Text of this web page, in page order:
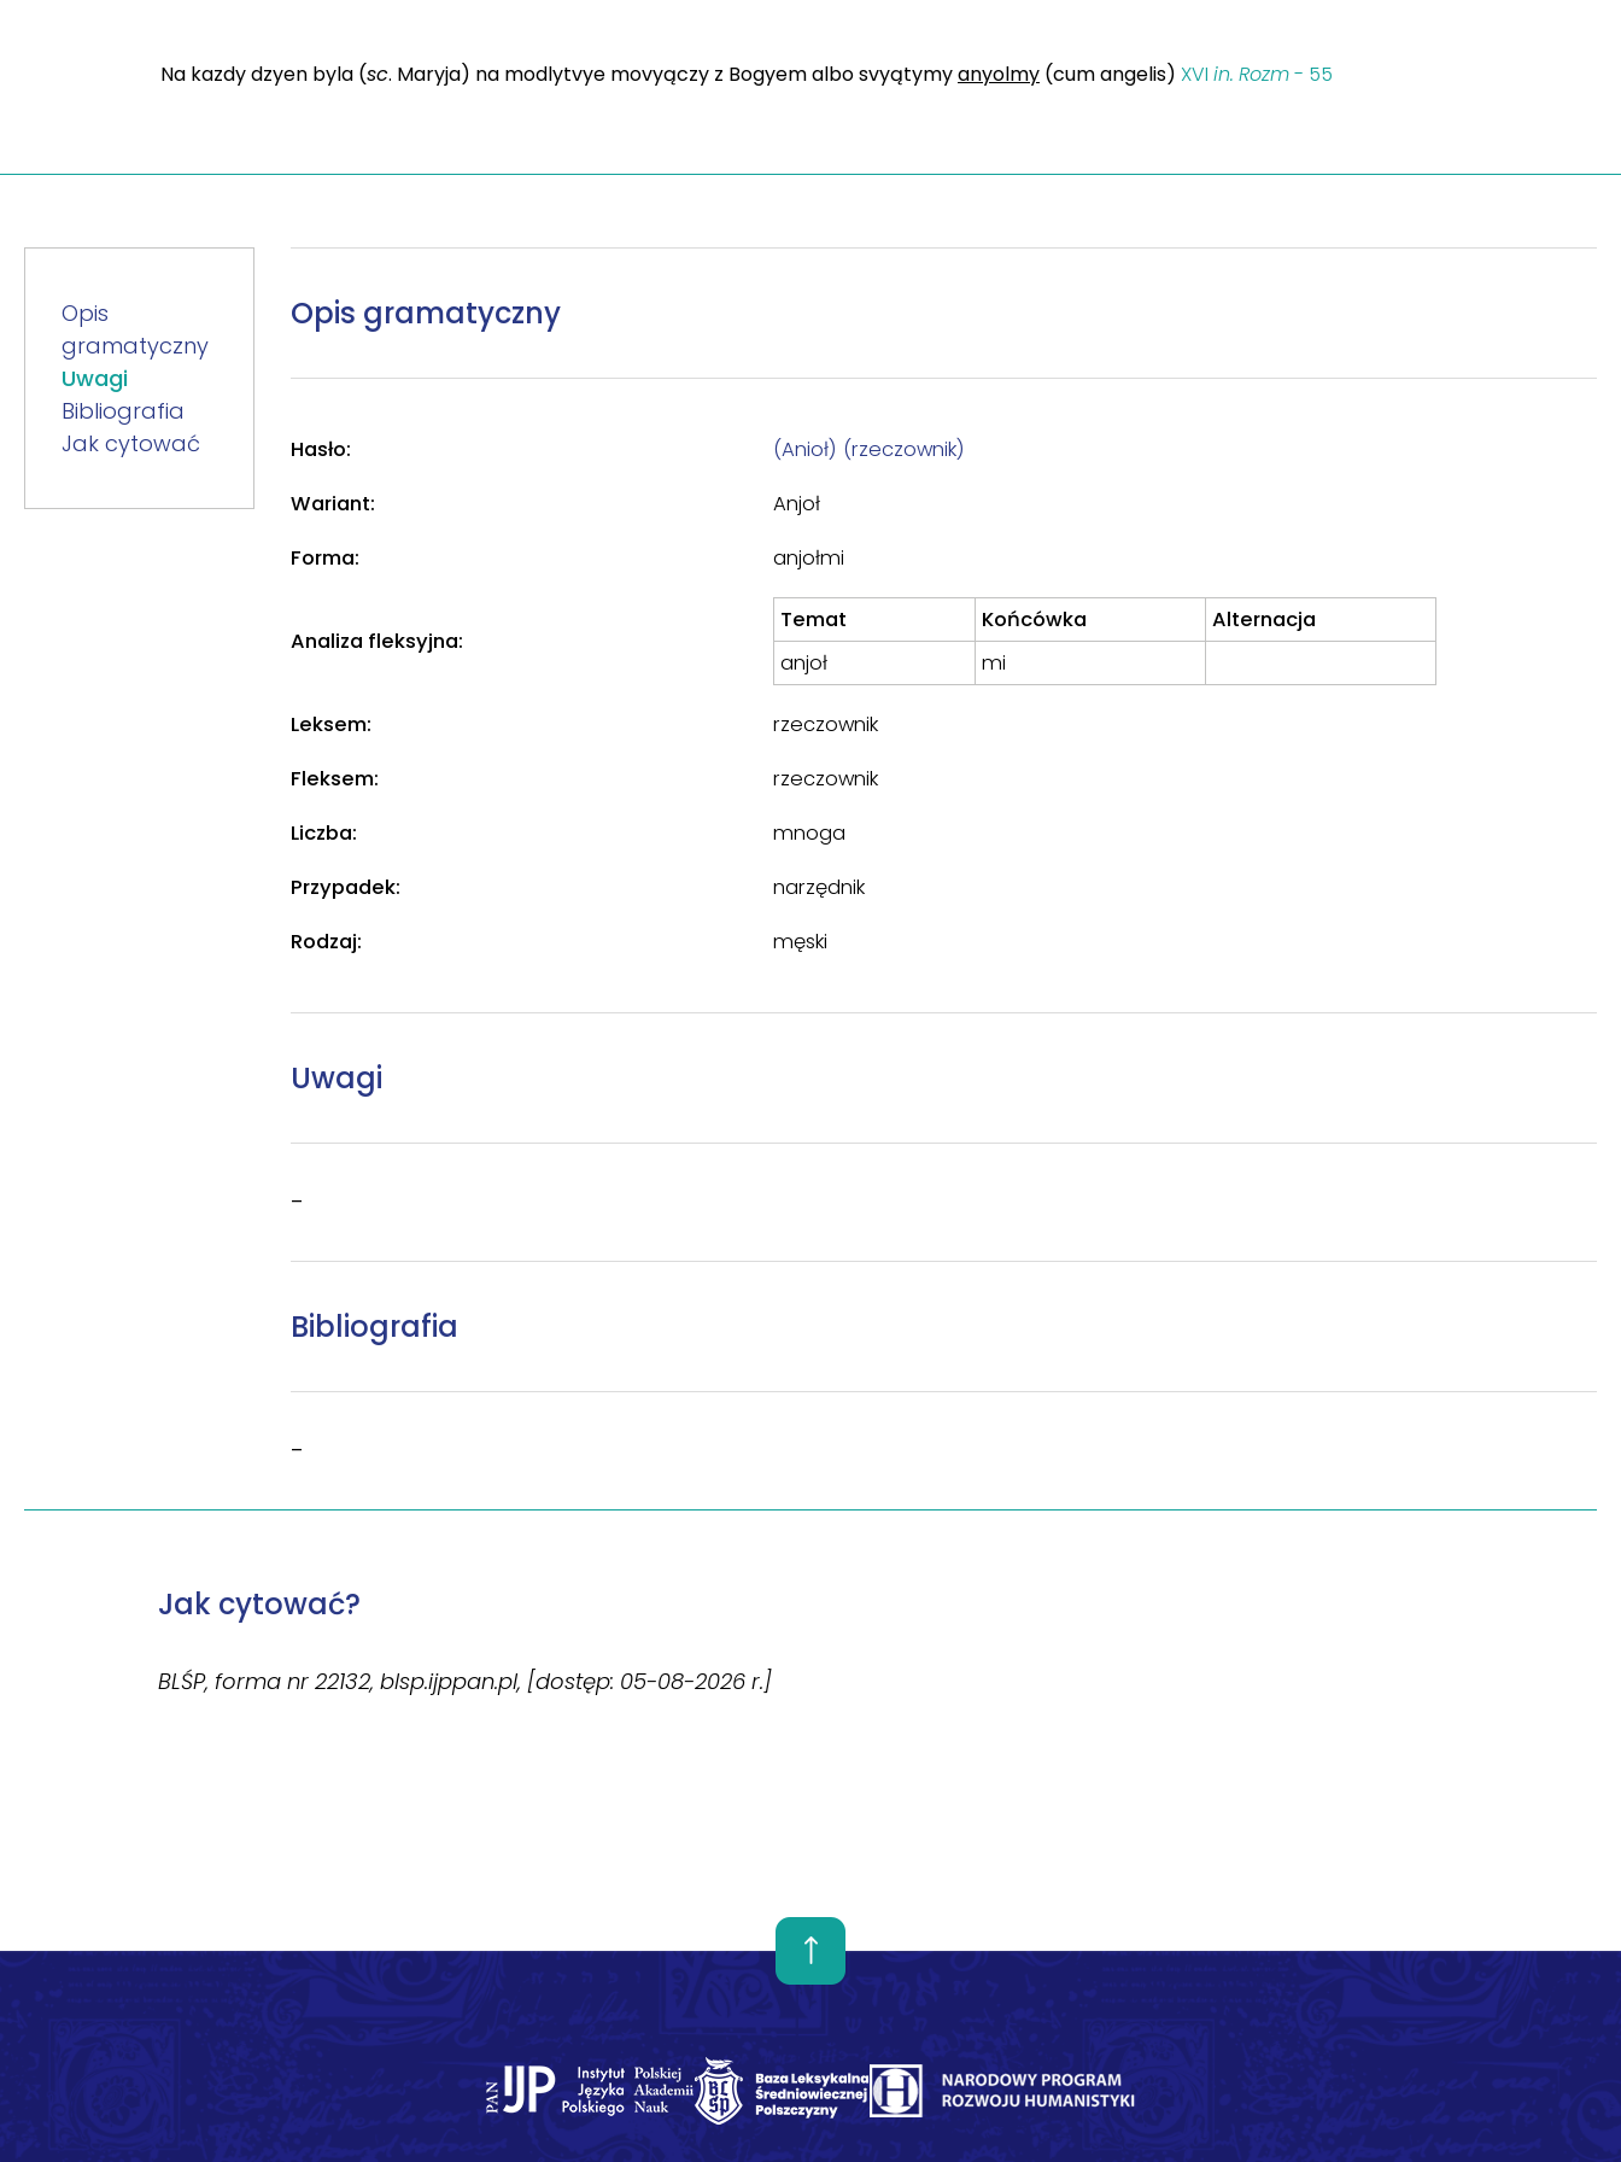
Na kazdy dzyen byla (sc. Maryja) na modlytvye movyączy z Bogyem albo svyątymyanyolmy (cum angelis) XVI in. Rozm- 55
Opis
gramatyczny
Uwagi
Bibliografia
Jak cytować
Opis gramatyczny
Hasło:
(Anioł) (rzeczownik)
Wariant:
Anjoł
Forma:
anjołmi
Analiza fleksyjna:
Temat Końcówka
Alternacja
anjoł
mi
Leksem:
rzeczownik
Fleksem:
rzeczownik
Liczba:
mnoga
Przypadek:
narzędnik
Rodzaj:
męski
Uwagi
–
Bibliografia
–
Jak cytować?
BLŚP, forma nr 22132, blsp.ijppan.pl, [dostęp: 05-08-2026 r.]